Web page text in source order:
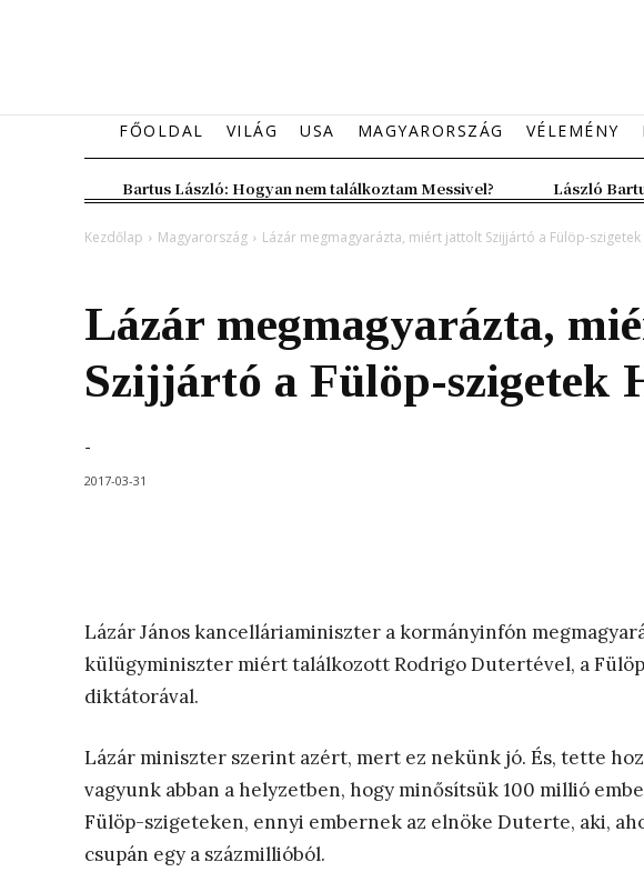
FŐOLDAL VILÁG USA MAGYARORSZÁG VÉLEMÉNY
Bartus László: Hogyan nem találkoztam Messivel? László
Kezdőlap Magyarország Lázár megmagyarázta, miért jattolt Szijjártó a Fülöp-
Lázár megmagyarázta,
Szijjártó a Fülöp-szigetek
-
2017-03-31
Lázár János kancelláriaminiszter a kormányinfón
külügyminiszter miért találkozott Rodrigo Dutertével, a
diktátorával.
Lázár miniszter szerint azért, mert ez nekünk jó. És, tette
vagyunk abban a helyzetben, hogy minősítsük 100 millió
Fülöp-szigeteken, ennyi embernek az elnöke Duterte, aki,
csupán egy a százmillióból.